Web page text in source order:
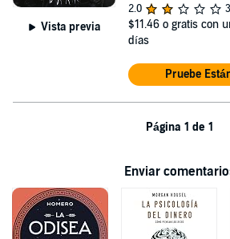
Vista previa
2.0
$11.46 o gratis con
días
Pruebe
Página 1 de 1
Enviar